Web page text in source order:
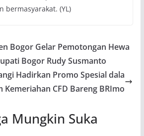
bermasyarakat. (YL)
Bogor Gelar Pemotongan Hewa
Bogor Rudy Susmanto
Hadirkan Promo Spesial dala
Kemeriahan CFD Bareng BRImo
Mungkin Suka